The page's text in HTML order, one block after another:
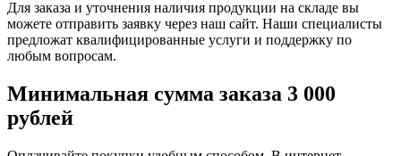
Для заказа и уточнения наличия продукции на складе вы
можете отправить заявку через наш сайт. Наши специалисты
предложат квалифицированные услуги и поддержку по
любым вопросам.
Минимальная сумма заказа 3 000
рублей